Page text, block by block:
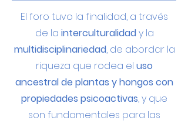
El foro tuvo la finalidad, a través
de la interculturalidady la
multidisciplinariedad, de abordar la
riqueza que rodea el uso
ancestral de plantas y hongos con
propiedades psicoactivas, y que
son fundamentales para las